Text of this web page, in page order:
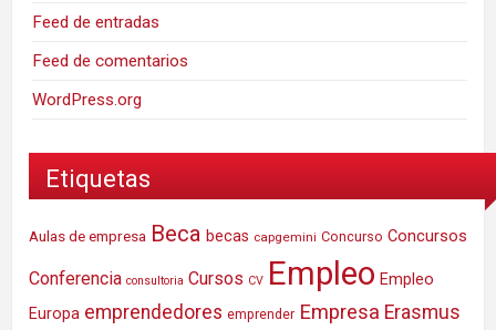
Feed de entradas
Feed de comentarios
WordPress.org
Etiquetas
Aulas de empresa Beca becas capgemini Concurso Concursos
Conferencia consultoria Cursos CV Empleo Empleo
Europa emprendedores emprender Empresa Erasmus